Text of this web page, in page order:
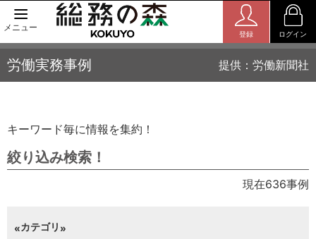
メニュー
登録 ログイン
労働実務事例 提供：労働新聞社
キーワード毎に情報を集約！
絞り込み検索！
現在636事例
カテゴリ